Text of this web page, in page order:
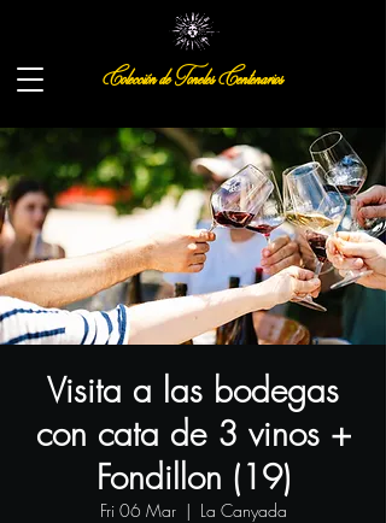
Colección de Toneles Centenarios
Visita a las bodegas
con cata de 3 vinos +
Fondillon (19)
Fri 06 Mar
  |
La Canyada